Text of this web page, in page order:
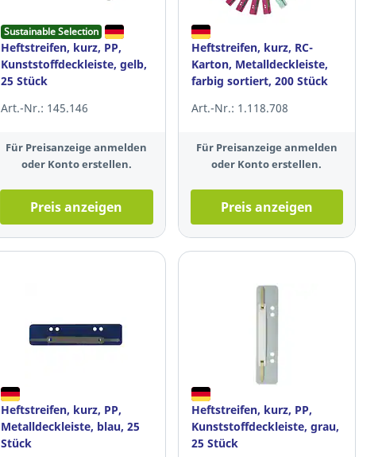
Sustainable Selection
Heftstreifen, kurz, PP,
Kunststoffdeckleiste, gelb,
25 Stück
Art.-Nr.: 145.146
Für Preisanzeige anmelden
oder Konto erstellen.
Preis anzeigen
Heftstreifen, kurz, RC-
Karton, Metalldeckleiste,
farbig sortiert, 200 Stück
Art.-Nr.: 1.118.708
Für Preisanzeige anmelden
oder Konto erstellen.
Preis anzeigen
Heftstreifen, kurz, PP,
Metalldeckleiste, blau, 25
Stück
Heftstreifen, kurz, PP,
Kunststoffdeckleiste, grau,
25 Stück